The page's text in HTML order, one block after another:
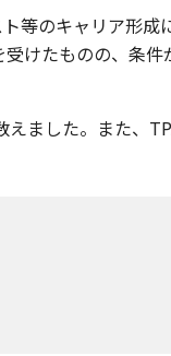
等のキャリア形成
けたものの、条
ました。また、